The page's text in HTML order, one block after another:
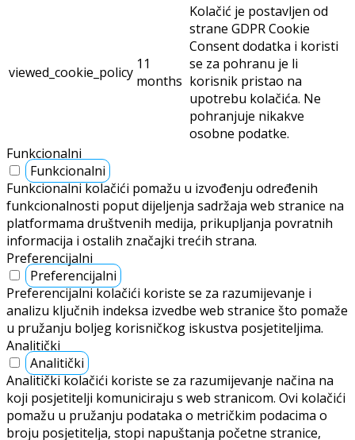
viewed_cookie_policy 11
months
Kolačić je postavljen od
strane GDPR Cookie
Consent dodatka i koristi
se za pohranu je li
korisnik pristao na
upotrebu kolačića. Ne
pohranjuje nikakve
osobne podatke.
Funkcionalni
Funkcionalni
Funkcionalni kolačići pomažu u izvođenju određenih
funkcionalnosti poput dijeljenja sadržaja web stranice na
platformama društvenih medija, prikupljanja povratnih
informacija i ostalih značajki trećih strana.
Preferencijalni
Preferencijalni
Preferencijalni kolačići koriste se za razumijevanje i
analizu ključnih indeksa izvedbe web stranice što pomaže
u pružanju boljeg korisničkog iskustva posjetiteljima.
Analitički
Analitički
Analitički kolačići koriste se za razumijevanje načina na
koji posjetitelji komuniciraju s web stranicom. Ovi kolačići
pomažu u pružanju podataka o metričkim podacima o
broju posjetitelja, stopi napuštanja početne stranice,